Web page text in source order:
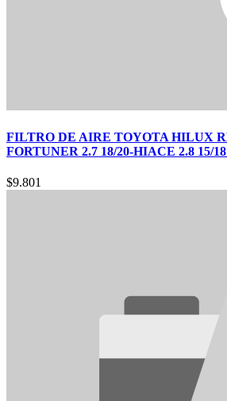
FILTRO DE AIRE TOYOTA HILUX
FORTUNER 2.7 18/20-HIACE 2.8 15/
$9.801